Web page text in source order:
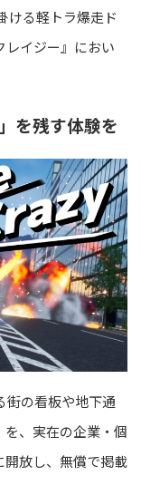
ける軽トラ爆走ド
レイジー』におい
を残す体験を
街の看板や地下通
、実在の企業・個
開放し、無償で掲載